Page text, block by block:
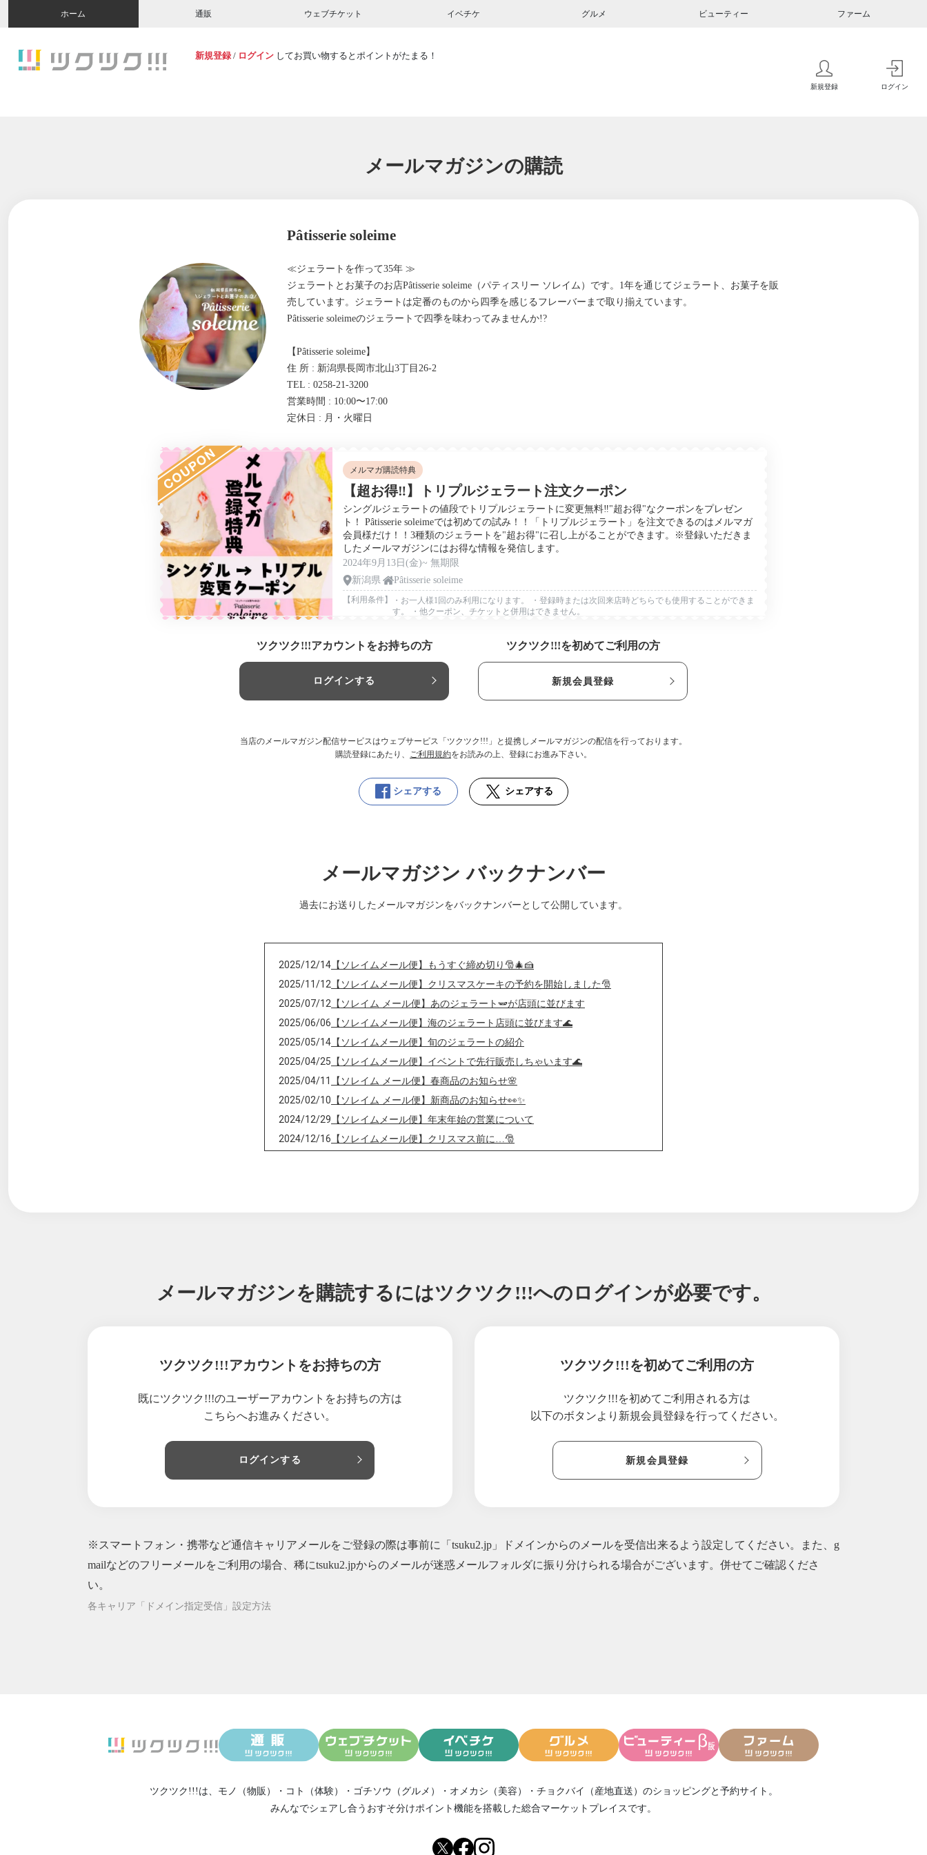
ホーム 通販 ウェブチケット イベチケ グルメ ビューティー ファーム
新規登録 / ログイン してお買い物するとポイントがたまる！
新規登録 ログイン
メールマガジンの購読
Pâtisserie soleime
≪ジェラートを作って35年 ≫
ジェラートとお菓子のお店Pâtisserie soleime（パティスリー ソレイム）です。1年を通じてジェラート、お菓子を販
売しています。ジェラートは定番のものから四季を感じるフレーバーまで取り揃えています。
Pâtisserie soleimeのジェラートで四季を味わってみませんか!?
【Pâtisserie soleime】
住 所 : 新潟県長岡市北山3丁目26-2
TEL : 0258-21-3200
営業時間 : 10:00〜17:00
定休日 : 月・火曜日
【超お得‼️】トリプルジェラート注文クーポン
メルマガ購読特典
シングルジェラートの値段でトリプルジェラートに変更無料‼︎"超お得"なクーポンをプレゼン
ト！ Pâtisserie soleimeでは初めての試み！！「トリプルジェラート」を注文できるのはメルマガ
会員様だけ！！3種類のジェラートを"超お得"に召し上がることができます。※登録いただきま
したメールマガジンにはお得な情報を発信します。
2024年9月13日(金)~ 無期限
新潟県
Pâtisserie soleime
【利用条件】
・お一人様1回のみ利用になります。 ・登録時または次回来店時どちらでも使用することができま
す。 ・他クーポン、チケットと併用はできません。
ツクツク!!!アカウントをお持ちの方
ログインする
ツクツク!!!を初めてご利用の方
新規会員登録
当店のメールマガジン配信サービスはウェブサービス「ツクツク!!!」と提携しメールマガジンの配信を行っております。
購読登録にあたり、 ご利用規約をお読みの上、登録にお進み下さい。
シェアする シェアする
メールマガジン バックナンバー
過去にお送りしたメールマガジンをバックナンバーとして公開しています。
2025/12/14 【ソレイムメール便】もうすぐ締め切り🎅🎄🍰
2025/11/12 【ソレイムメール便】クリスマスケーキの予約を開始しました🎅
2025/07/12 【ソレイム メール便】あのジェラート🫛が店頭に並びます
2025/06/06 【ソレイムメール便】海のジェラート店頭に並びます🌊
2025/05/14 【ソレイムメール便】旬のジェラートの紹介
2025/04/25 【ソレイムメール便】イベントで先行販売しちゃいます🌊
2025/04/11 【ソレイム メール便】春商品のお知らせ🌸
2025/02/10 【ソレイム メール便】新商品のお知らせ👀✨
2024/12/29 【ソレイムメール便】年末年始の営業について
2024/12/16 【ソレイムメール便】クリスマス前に…🎅
メールマガジンを購読するにはツクツク!!!へのログインが必要です。
ツクツク!!!アカウントをお持ちの方
既にツクツク!!!のユーザーアカウントをお持ちの方は
こちらへお進みください。
ログインする
ツクツク!!!を初めてご利用の方
ツクツク!!!を初めてご利用される方は
以下のボタンより新規会員登録を行ってください。
新規会員登録
※スマートフォン・携帯など通信キャリアメールをご登録の際は事前に「tsuku2.jp」ドメインからのメールを受信出来るよう設定してください。また、g
mailなどのフリーメールをご利用の場合、稀にtsuku2.jpからのメールが迷惑メールフォルダに振り分けられる場合がございます。併せてご確認くださ
い。
各キャリア「ドメイン指定受信」設定方法
ツクツク!!!は、 モノ（物販） ・ コト（体験） ・ ゴチソウ（グルメ） ・ オメカシ（美容） ・ チョクバイ（産地直送） のショッピングと予約サイト。
みんなでシェアし合う おすそ分けポイント機能を搭載した総合マーケットプレイスです。